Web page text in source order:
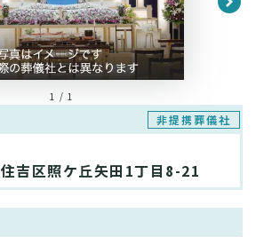
1 / 1
非提携葬儀社
吉区照ケ丘矢田1丁目8-21